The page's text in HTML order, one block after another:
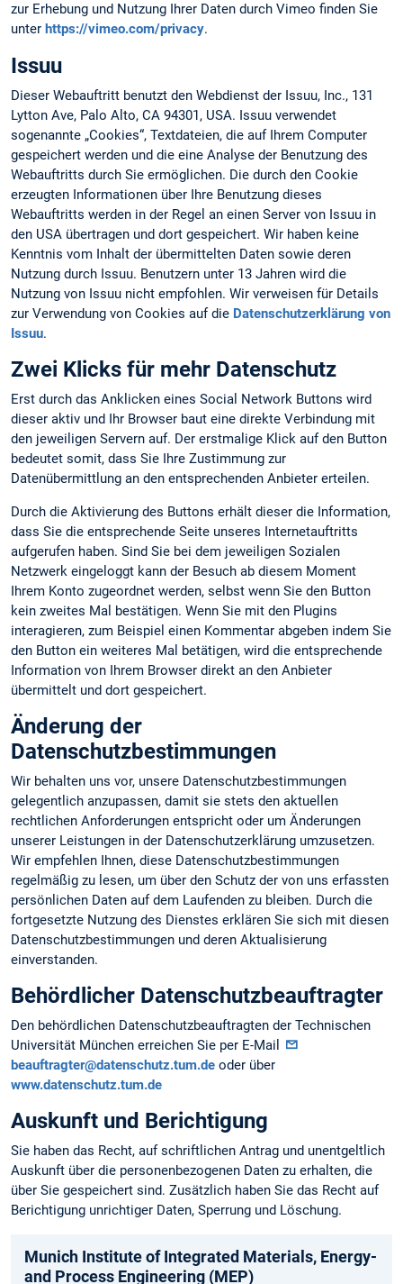
zur Erhebung und Nutzung Ihrer Daten durch Vimeo finden Sie
unter https://vimeo.com/privacy.
Issuu
Dieser Webauftritt benutzt den Webdienst der Issuu, Inc., 131
Lytton Ave, Palo Alto, CA 94301, USA. Issuu verwendet
sogenannte „Cookies“, Textdateien, die auf Ihrem Computer
gespeichert werden und die eine Analyse der Benutzung des
Webauftritts durch Sie ermöglichen. Die durch den Cookie
erzeugten Informationen über Ihre Benutzung dieses
Webauftritts werden in der Regel an einen Server von Issuu in
den USA übertragen und dort gespeichert. Wir haben keine
Kenntnis vom Inhalt der übermittelten Daten sowie deren
Nutzung durch Issuu. Benutzern unter 13 Jahren wird die
Nutzung von Issuu nicht empfohlen. Wir verweisen für Details
zur Verwendung von Cookies auf die Datenschutzerklärung von
Issuu.
Zwei Klicks für mehr Datenschutz
Erst durch das Anklicken eines Social Network Buttons wird
dieser aktiv und Ihr Browser baut eine direkte Verbindung mit
den jeweiligen Servern auf. Der erstmalige Klick auf den Button
bedeutet somit, dass Sie Ihre Zustimmung zur
Datenübermittlung an den entsprechenden Anbieter erteilen.
Durch die Aktivierung des Buttons erhält dieser die Information,
dass Sie die entsprechende Seite unseres Internetauftritts
aufgerufen haben. Sind Sie bei dem jeweiligen Sozialen
Netzwerk eingeloggt kann der Besuch ab diesem Moment
Ihrem Konto zugeordnet werden, selbst wenn Sie den Button
kein zweites Mal bestätigen. Wenn Sie mit den Plugins
interagieren, zum Beispiel einen Kommentar abgeben indem Sie
den Button ein weiteres Mal betätigen, wird die entsprechende
Information von Ihrem Browser direkt an den Anbieter
übermittelt und dort gespeichert.
Änderung der
Datenschutzbestimmungen
Wir behalten uns vor, unsere Datenschutzbestimmungen
gelegentlich anzupassen, damit sie stets den aktuellen
rechtlichen Anforderungen entspricht oder um Änderungen
unserer Leistungen in der Datenschutzerklärung umzusetzen.
Wir empfehlen Ihnen, diese Datenschutzbestimmungen
regelmäßig zu lesen, um über den Schutz der von uns erfassten
persönlichen Daten auf dem Laufenden zu bleiben. Durch die
fortgesetzte Nutzung des Dienstes erklären Sie sich mit diesen
Datenschutzbestimmungen und deren Aktualisierung
einverstanden.
Behördlicher Datenschutzbeauftragter
Den behördlichen Datenschutzbeauftragten der Technischen
Universität München erreichen Sie per E-Mail
beauftragter@datenschutz.tum.de oder über
www.datenschutz.tum.de
Auskunft und Berichtigung
Sie haben das Recht, auf schriftlichen Antrag und unentgeltlich
Auskunft über die personen­bezogenen Daten zu erhalten, die
über Sie gespeichert sind. Zusätzlich haben Sie das Recht auf
Berichtigung unrichtiger Daten, Sperrung und Löschung.
Munich­ Institute­ of Integrated­ Materials­, Energy­
and­ Process­ Engineering­ (MEP)